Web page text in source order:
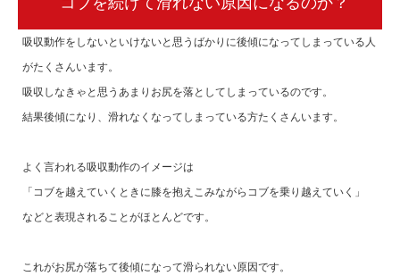
吸収動作をしないといけないと思うばかりに後傾になってしまっている人
がたくさんいます。
吸収しなきゃと思うあまりお尻を落としてしまっているのです。
結果後傾になり、滑れなくなってしまっている方たくさんいます。
よく言われる吸収動作のイメージは
「コブを越えていくときに膝を抱えこみながらコブを乗り越えていく」
などと表現されることがほとんどです。
これがお尻が落ちて後傾になって滑られない原因です。